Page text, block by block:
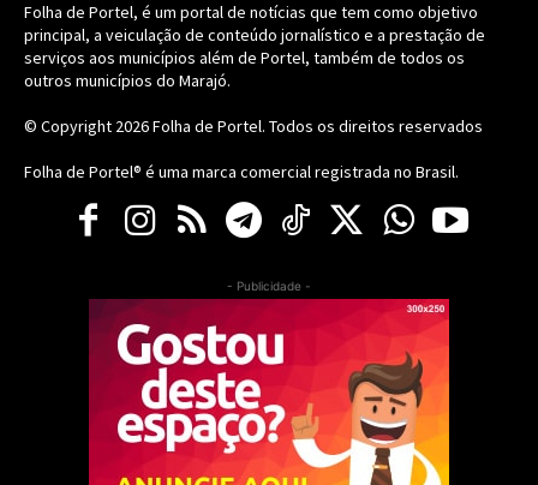
Folha de Portel, é um portal de notícias que tem como objetivo
principal, a veiculação de conteúdo jornalístico e a prestação de
serviços aos municípios além de Portel, também de todos os
outros municípios do Marajó.
© Copyright 2026Folha de Portel. Todos os direitos reservados
Folha de Portel® é uma marca comercial registrada no Brasil.
- Publicidade -